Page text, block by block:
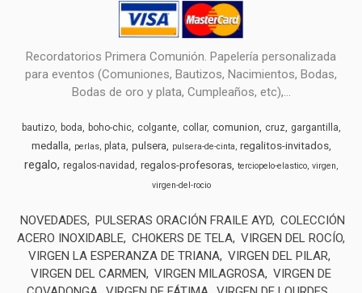
Recordatorios Primera Comunión. Papelería personalizada
para eventos (Comuniones, Bautizos, Nacimientos, Bodas,
Bodas de oro y plata, Cumpleaños, etc),...
bautizo boda boho-chic colgante collar comunion cruz gargantilla
medalla perlas plata pulsera pulsera-de-cinta regalitos-invitados
regalo regalos-navidad regalos-profesoras terciopelo-elastico virgen
virgen-del-rocio
NOVEDADES PULSERAS ORACIÓN FRAILE AYD COLECCIÓN
ACERO INOXIDABLE CHOKERS DE TELA VIRGEN DEL ROCÍO
VIRGEN LA ESPERANZA DE TRIANA VIRGEN DEL PILAR
VIRGEN DEL CARMEN
VIRGEN MILAGROSA VIRGEN DE